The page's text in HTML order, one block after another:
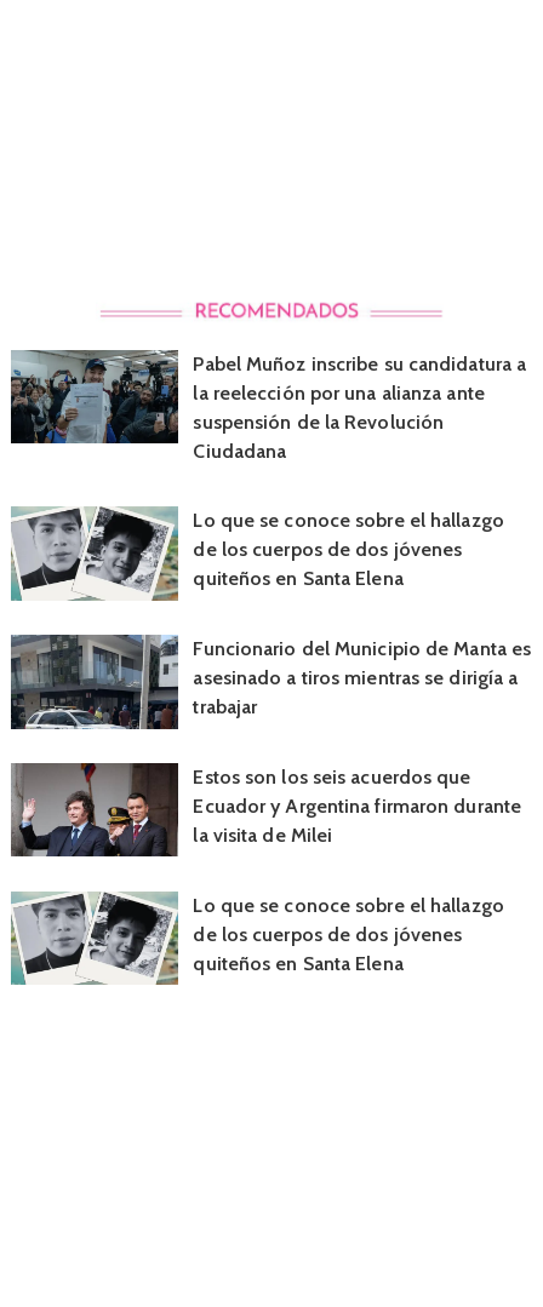
Pabel Muñoz inscribe su candidatura a
la reelección por una alianza ante
suspensión de la Revolución
Ciudadana
Lo que se conoce sobre el hallazgo
de los cuerpos de dos jóvenes
quiteños en Santa Elena
Funcionario del Municipio de Manta es
asesinado a tiros mientras se dirigía a
trabajar
Estos son los seis acuerdos que
Ecuador y Argentina firmaron durante
la visita de Milei
Lo que se conoce sobre el hallazgo
de los cuerpos de dos jóvenes
quiteños en Santa Elena